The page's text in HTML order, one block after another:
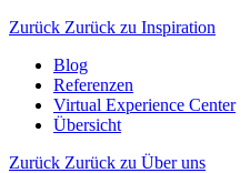
Zurück Zurück zu Inspiration
Blog
Referenzen
Virtual Experience Center
Übersicht
Zurück Zurück zu Über uns